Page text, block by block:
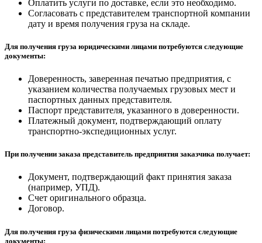
Оплатить услуги по доставке, если это необходимо.
Согласовать с представителем транспортной компании
дату и время получения груза на складе.
Для получения груза юридическими лицами потребуются следующие
документы:
Доверенность, заверенная печатью предприятия, с
указанием количества получаемых грузовых мест и
паспортных данных представителя.
Паспорт представителя, указанного в доверенности.
Платежный документ, подтверждающий оплату
транспортно-экспедиционных услуг.
При получении заказа представитель предприятия заказчика получает:
Документ, подтверждающий факт принятия заказа
(например, УПД).
Счет оригинального образца.
Договор.
Для получения груза физическими лицами потребуются следующие
документы: